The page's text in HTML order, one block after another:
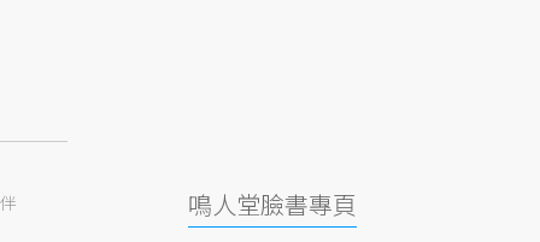
鳴人堂臉書專頁